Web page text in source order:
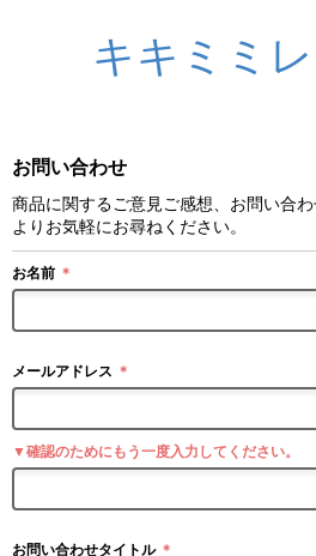
キキミミ
お問い合わせ
商品に関するご意見ご感想、お問い合
よりお気軽にお尋ねください。
お名前 ＊
メールアドレス ＊
▼確認のためにもう一度入力してください。
お問い合わせタイトル ＊